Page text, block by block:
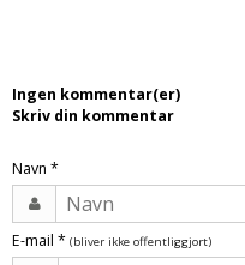
M-Flavours
Ruffian
Squash Juice
Valhalla
Ingen kommentar(er)
Skriv din kommentar
Navn *
E-mail * (bliver ikke offentliggjort)